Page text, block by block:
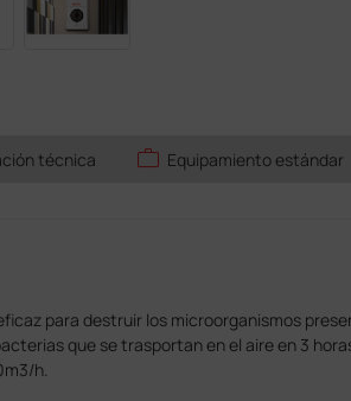
técnica work Equipamiento estándar
para destruir los microorganismos
que se trasportan en el aire en 3
h.